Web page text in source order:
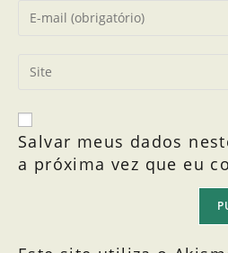
Salvar meus dados
a próxima vez que eu